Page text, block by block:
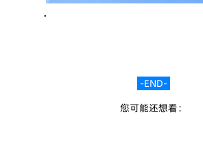
•
您可能还想看：